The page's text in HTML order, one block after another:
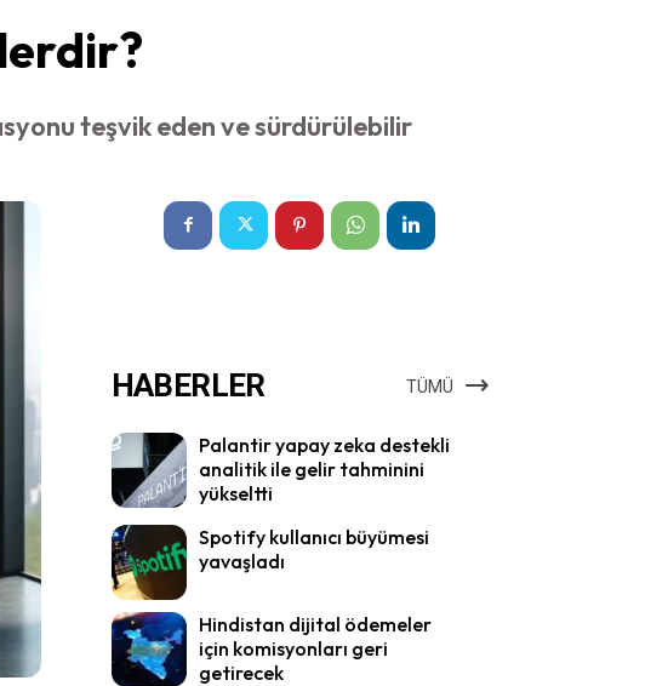
teşvik eden ve sürdürülebilir
HABERLER TÜMÜ
Palantir yapay zeka destekli
analitik ile gelir tahminini
yükseltti
Spotify kullanıcı büyümesi
yavaşladı
Hindistan dijital ödemeler
için komisyonları geri
getirecek